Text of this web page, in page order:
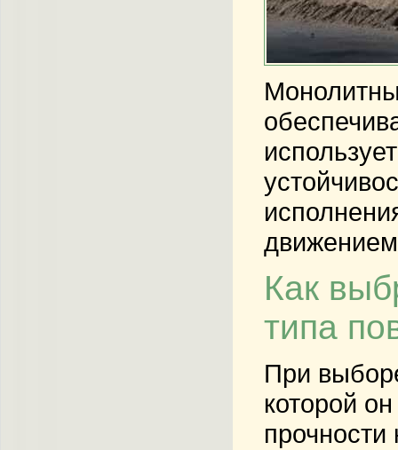
Как
типа
При
которой
прочности